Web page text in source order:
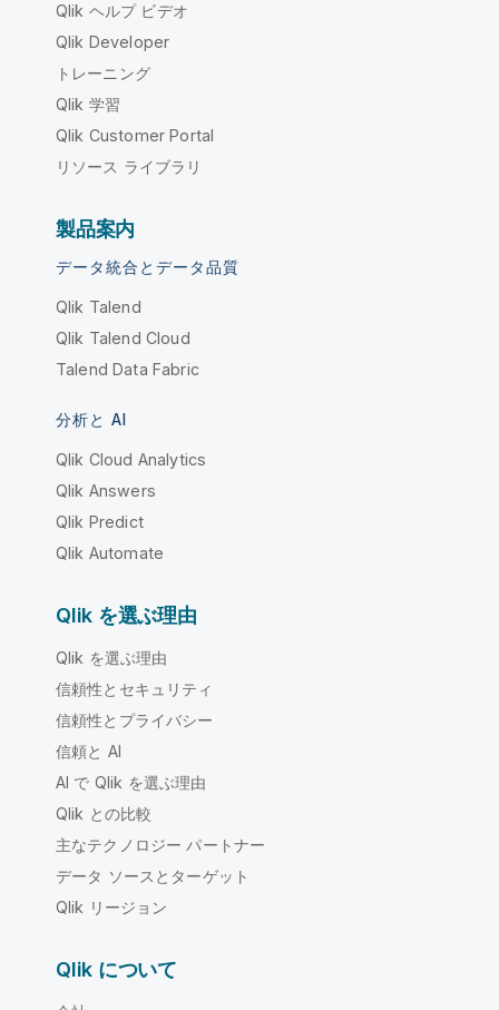
Qlik ヘルプ ビデオ
Qlik Developer
トレーニング
Qlik 学習
Qlik Customer Portal
リソース ライブラリ
製品案内
データ統合とデータ品質
Qlik Talend
Qlik Talend Cloud
Talend Data Fabric
分析と AI
Qlik Cloud Analytics
Qlik Answers
Qlik Predict
Qlik Automate
Qlik を選ぶ理由
Qlik を選ぶ理由
信頼性とセキュリティ
信頼性とプライバシー
信頼と AI
AI で Qlik を選ぶ理由
Qlik との比較
主なテクノロジー パートナー
データ ソースとターゲット
Qlik リージョン
Qlik について